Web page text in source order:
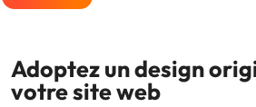
Design d'application mobile Icônes
Adoptez un design
votre site web